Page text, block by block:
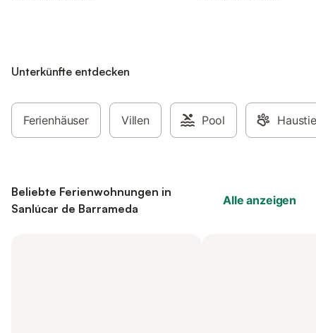
Unterkünfte entdecken
Ferienhäuser Villen Pool
Beliebte Ferienwohnungen in
Sanlúcar de Barrameda
Alle anzeigen